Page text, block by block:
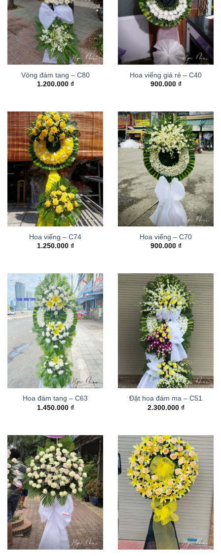
Vòng đám tang – C80
1.200.000 ₫
Hoa viếng giá rẻ – C40
900.000 ₫
Hoa viếng – C74
1.250.000 ₫
Hoa viếng – C70
900.000 ₫
Hoa đám tang – C63
1.450.000 ₫
Đặt hoa đám ma – C51
2.300.000 ₫